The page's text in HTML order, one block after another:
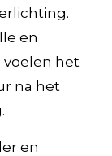
en
voelen het
na het
en